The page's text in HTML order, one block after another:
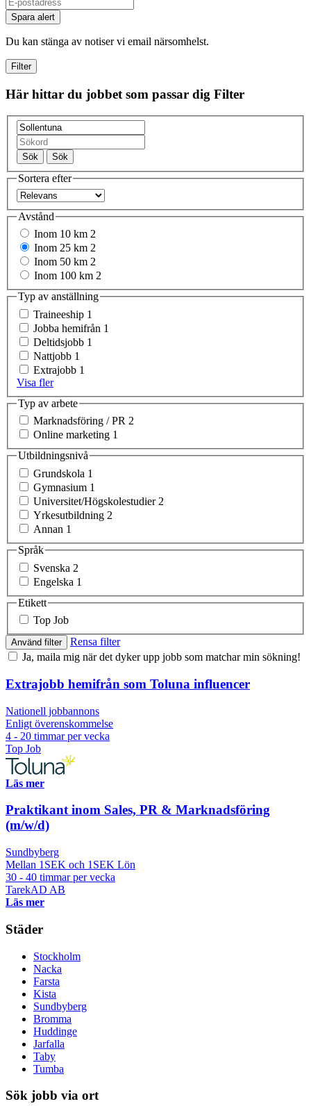
Spara alert
Du kan stänga av notiser vi email närsomhelst.
Filter
Här hittar du jobbet som passar dig Filter
Sök Sök
Sortera efter
Avstånd
Inom 10 km 2
Inom 25 km 2
Inom 50 km 2
Inom 100 km 2
Typ av anställning
Traineeship 1
Jobba hemifrån 1
Deltidsjobb 1
Nattjobb 1
Extrajobb 1
Visa fler
Typ av arbete
Marknadsföring / PR 2
Online marketing 1
Utbildningsnivå
Grundskola 1
Gymnasium 1
Universitet/Högskolestudier 2
Yrkesutbildning 2
Annan 1
Språk
Svenska 2
Engelska 1
Etikett
Top Job
Använd filter
Rensa filter
Ja, maila mig när det dyker upp jobb som matchar min sökning!
Extrajobb hemifrån som Toluna influencer
Nationell jobbannons
Enligt överenskommelse
4 - 20 timmar per vecka
Top Job
Läs mer
Praktikant inom Sales, PR & Marknadsföring
(m/w/d)
Sundbyberg
Mellan 1SEK och 1SEK Lön
30 - 40 timmar per vecka
TarekAD AB
Läs mer
Städer
Stockholm
Nacka
Farsta
Kista
Sundbyberg
Bromma
Huddinge
Jarfalla
Taby
Tumba
Sök jobb via ort